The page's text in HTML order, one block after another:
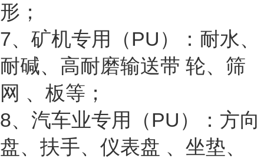
形；
7、矿机专用（PU）：耐水、
耐碱、高耐磨输送带 轮、筛
网 、板等；
8、汽车业专用（PU）：方向
盘、扶手、仪表盘 、坐垫、